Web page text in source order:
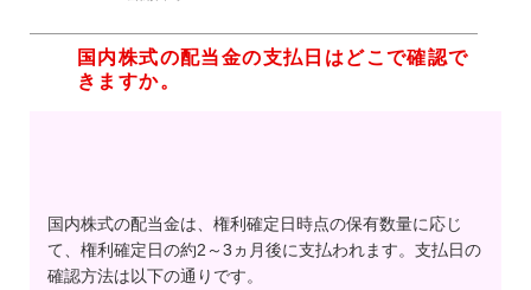
国内株式の配当金の支払日はどこで確認で
きますか。
国内株式の配当金は、権利確定日時点の保有数量に応じ
て、権利確定日の約2～3ヵ月後に支払われます。支払日の
確認方法は以下の通りです。